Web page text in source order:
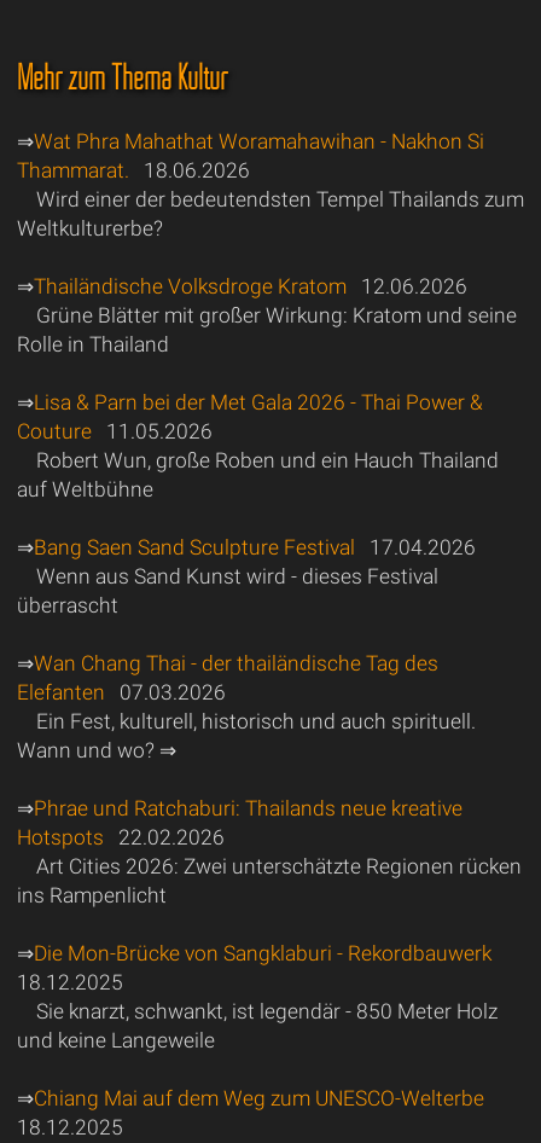
Mehr zum Thema Kultur
⇒Wat Phra Mahathat Woramahawihan - Nakhon Si
Thammarat. 18.06.2026
Wird einer der bedeutendsten Tempel Thailands zum
Weltkulturerbe?
⇒Thailändische Volksdroge Kratom12.06.2026
Grüne Blätter mit großer Wirkung: Kratom und seine
Rolle in Thailand
⇒Lisa & Parn bei der Met Gala 2026 - Thai Power &
Couture11.05.2026
Robert Wun, große Roben und ein Hauch Thailand
auf Weltbühne
⇒Bang Saen Sand Sculpture Festival
17.04.2026
Wenn aus Sand Kunst wird - dieses Festival
überrascht
⇒Wan Chang Thai - der thailändische Tag des
Elefanten 07.03.2026
Ein Fest, kulturell, historisch und auch spirituell.
Wann und wo? ⇒
⇒Phrae und Ratchaburi: Thailands neue kreative
Hotspots 22.02.2026
Art Cities 2026: Zwei unterschätzte Regionen rücken
ins Rampenlicht
⇒Die Mon-Brücke von Sangklaburi - Rekordbauwerk
18.12.2025
Sie knarzt, schwankt, ist legendär - 850 Meter Holz
und keine Langeweile
⇒Chiang Mai auf dem Weg zum UNESCO-Welterbe
18.12.2025